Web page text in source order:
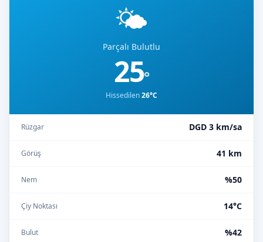
🌤️
Parçalı Bulutlu
25°
Hissedilen26°C
Rüzgar DGD 3 km/sa
Görüş 41 km
Nem %50
Çiy Noktası 14°C
Bulut %42